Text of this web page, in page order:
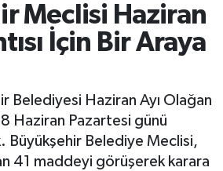
Meclisi Haziran
İçin Bir Araya
Belediyesi Haziran Ayı Olağan
8 Haziran Pazartesi günü
Büyükşehir Belediye Meclisi,
41 maddeyi görüşerek karara